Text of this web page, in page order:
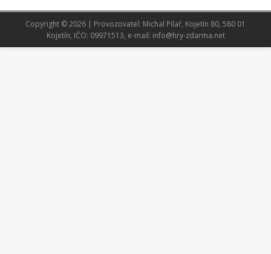
Copyright © 2026 | Provozovatel: Michal Pilař, Kojetín 80, 580 01
Kojetín, IČO: 09971513, e-mail: info@hry-zdarma.net